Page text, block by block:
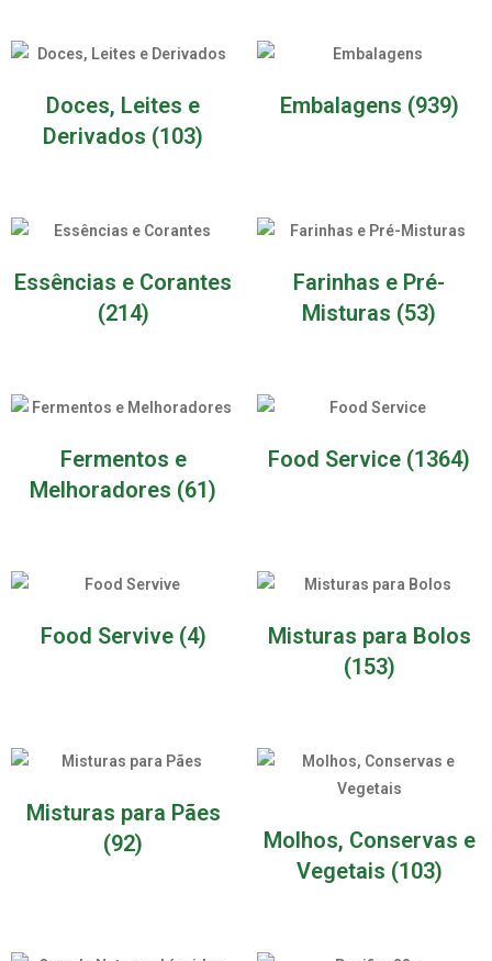
Doces, Leites e
Derivados (103)
Embalagens (939)
Essências e Corantes
(214)
Farinhas e Pré-
Misturas (53)
Fermentos e
Melhoradores (61)
Food Service (1364)
Food Servive (4)
Misturas para Bolos
(153)
Misturas para Pães
(92)
Molhos, Conservas e
Vegetais (103)